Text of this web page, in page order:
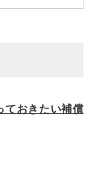
ておきたい補償